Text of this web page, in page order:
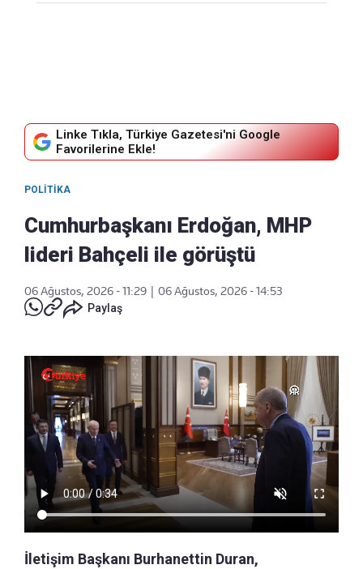
Linke Tıkla, Türkiye Gazetesi'ni Google
Favorilerine Ekle!
POLITIKA
Cumhurbaşkanı Erdoğan, MHP
lideri Bahçeli ile görüştü
06 Ağustos, 2026 - 11:29
06 Ağustos, 2026 - 14:53
Paylaş
İletişim Başkanı Burhanettin Duran,